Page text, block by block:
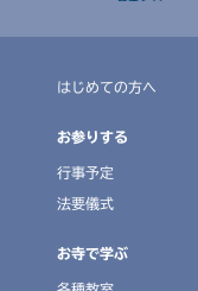
はじめての方へ
お参りする
行事予定
法要儀式
お寺で学ぶ